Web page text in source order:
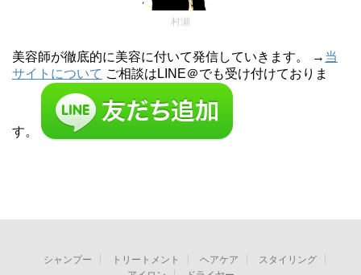
村瀬
美容師が徹底的に美容に付いて発信していきます。 → 当
サイトについて ご相談はLINE＠でも受け付けておりま
す。
シャンプー トリートメント ヘアケア
スタイリング